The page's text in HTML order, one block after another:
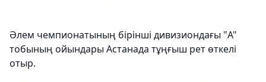
Әлем чемпионатының бірінші дивизиондағы "A"
тобының ойындары Астанада тұңғыш рет өткелі
отыр.